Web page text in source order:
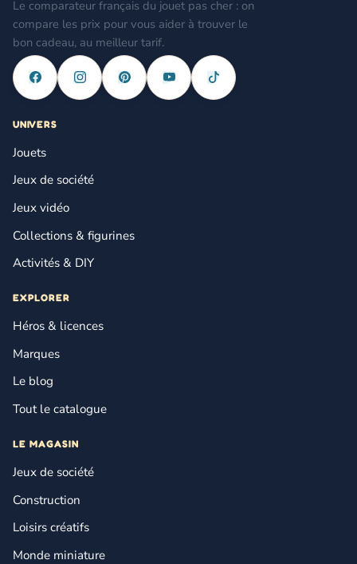
Le comparateur français du jouet pas cher : on
compare les prix pour vous aider à trouver le
bon cadeau, au meilleur tarif.
UNIVERS
Jouets
Jeux de société
Jeux vidéo
Collections & figurines
Activités & DIY
EXPLORER
Héros & licences
Marques
Le blog
Tout le catalogue
LE MAGASIN
Jeux de société
Construction
Loisirs créatifs
Monde miniature